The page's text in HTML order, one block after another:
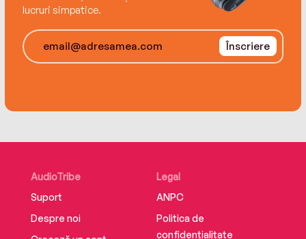
Fromm
Traducere de Ruxandra Vișan
ISBN 9786064019707
lucruri simpatice.
Înscriere
AudioTribe
Suport
Despre noi
Legal
ANPC
Politica de
confidențialitate